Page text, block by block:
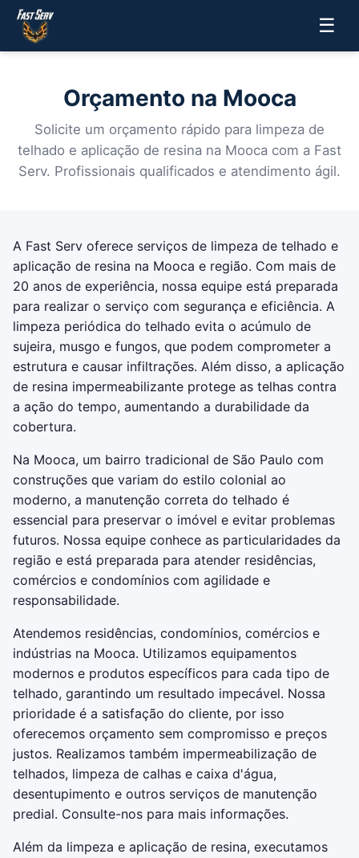
☰
Orçamento na Mooca
Solicite um orçamento rápido para limpeza de
telhado e aplicação de resina na Mooca com a Fast
Serv. Profissionais qualificados e atendimento ágil.
A Fast Serv oferece serviços de limpeza de telhado e
aplicação de resina na Mooca e região. Com mais de
20 anos de experiência, nossa equipe está preparada
para realizar o serviço com segurança e eficiência. A
limpeza periódica do telhado evita o acúmulo de
sujeira, musgo e fungos, que podem comprometer a
estrutura e causar infiltrações. Além disso, a aplicação
de resina impermeabilizante protege as telhas contra
a ação do tempo, aumentando a durabilidade da
cobertura.
Na Mooca, um bairro tradicional de São Paulo com
construções que variam do estilo colonial ao
moderno, a manutenção correta do telhado é
essencial para preservar o imóvel e evitar problemas
futuros. Nossa equipe conhece as particularidades da
região e está preparada para atender residências,
comércios e condomínios com agilidade e
responsabilidade.
Atendemos residências, condomínios, comércios e
indústrias na Mooca. Utilizamos equipamentos
modernos e produtos específicos para cada tipo de
telhado, garantindo um resultado impecável. Nossa
prioridade é a satisfação do cliente, por isso
oferecemos orçamento sem compromisso e preços
justos. Realizamos também impermeabilização de
telhados, limpeza de calhas e caixa d'água,
desentupimento e outros serviços de manutenção
predial. Consulte-nos para mais informações.
Além da limpeza e aplicação de resina, executamos